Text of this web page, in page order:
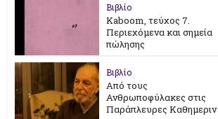
Βιβλίο
Kaboom, τεύχος 7.
Περιεχόμενα και σημεία
πώλησης
Βιβλίο
Από τους
Ανθρωποφύλακες στις
Παράπλευρες Καθημεριν